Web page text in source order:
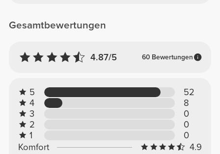
Gesamtbewertungen
4.87/5 60 Bewertungen
5
52
4
8
3
0
2
0
1
0
Komfort
4.9